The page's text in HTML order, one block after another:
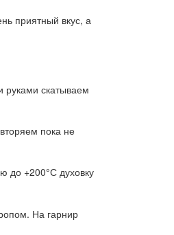
приятный вкус, а
скатываем
пока не
до +200°С духовку
На гарнир